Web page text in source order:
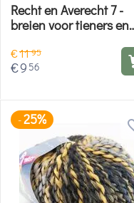
Recht en Averecht 7 -
breien voor tieners en
€1195
€9 56
-25%